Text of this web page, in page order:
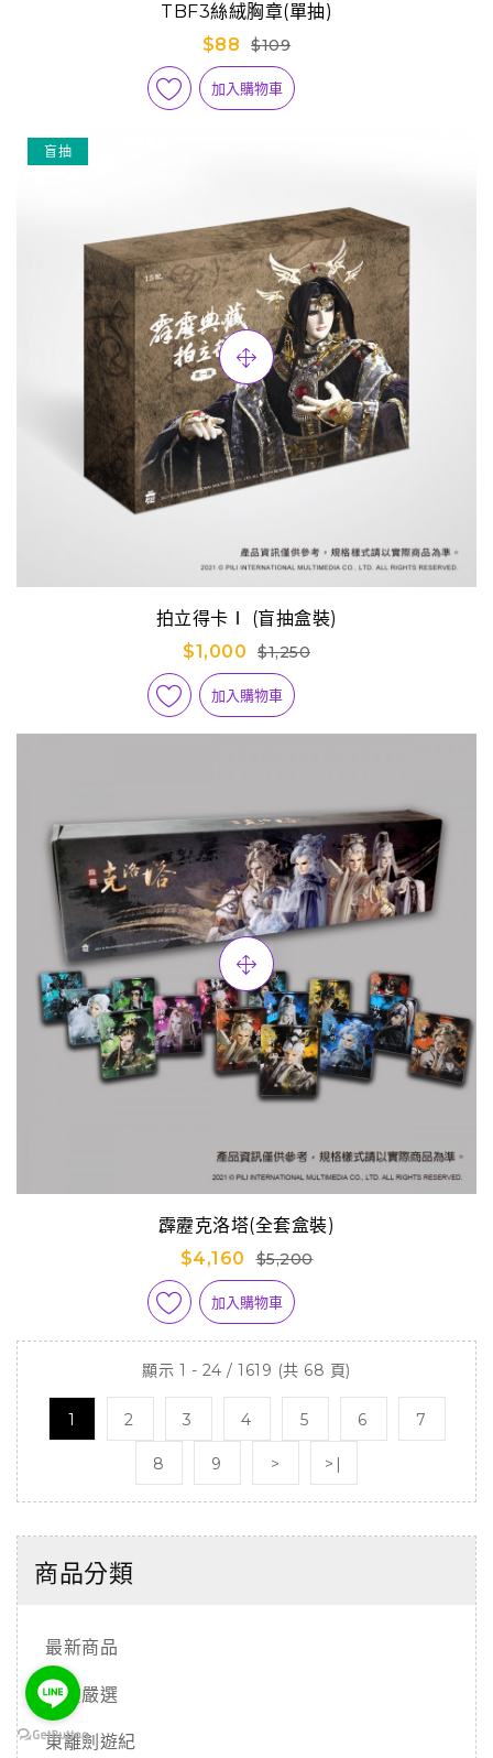
TBF3絲絨胸章(單抽)
$88
$109
加入購物車
盲抽
拍立得卡Ⅰ (盲抽盒裝)
$1,000
$1,250
加入購物車
霹靂克洛塔(全套盒裝)
$4,160
$5,200
加入購物車
顯示 1 - 24 / 1619 (共 68 頁)
1 2 3 4 5 6 7
8 9 > >|
商品分類
最新商品
霹靂嚴選
東離劍遊紀